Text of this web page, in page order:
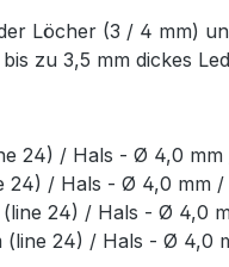
Löcher (3 / 4 mm)
zu 3,5 mm dickes
24) / Hals - Ø 4,0 mm
/ Hals - Ø 4,0 mm /
24) / Hals - Ø 4,0
24) / Hals - Ø 4,0